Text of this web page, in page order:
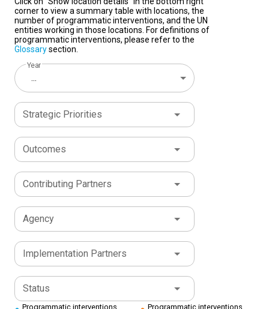
corner to view a summary table with locations, the
number of programmatic interventions, and the UN
entities working in those locations. For definitions of
programmatic interventions, please refer to the
Glossarysection.
Year
...
Strategic Priorities
Outcomes
Contributing Partners
Agency
Implementation Partners
Status
Programmatic interventions Programmatic interventions